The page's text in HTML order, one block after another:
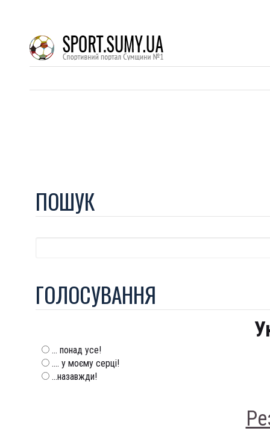
ПОШУК
ГОЛОСУВАННЯ
... понад усе!
.... у моєму серці!
...назавжди!